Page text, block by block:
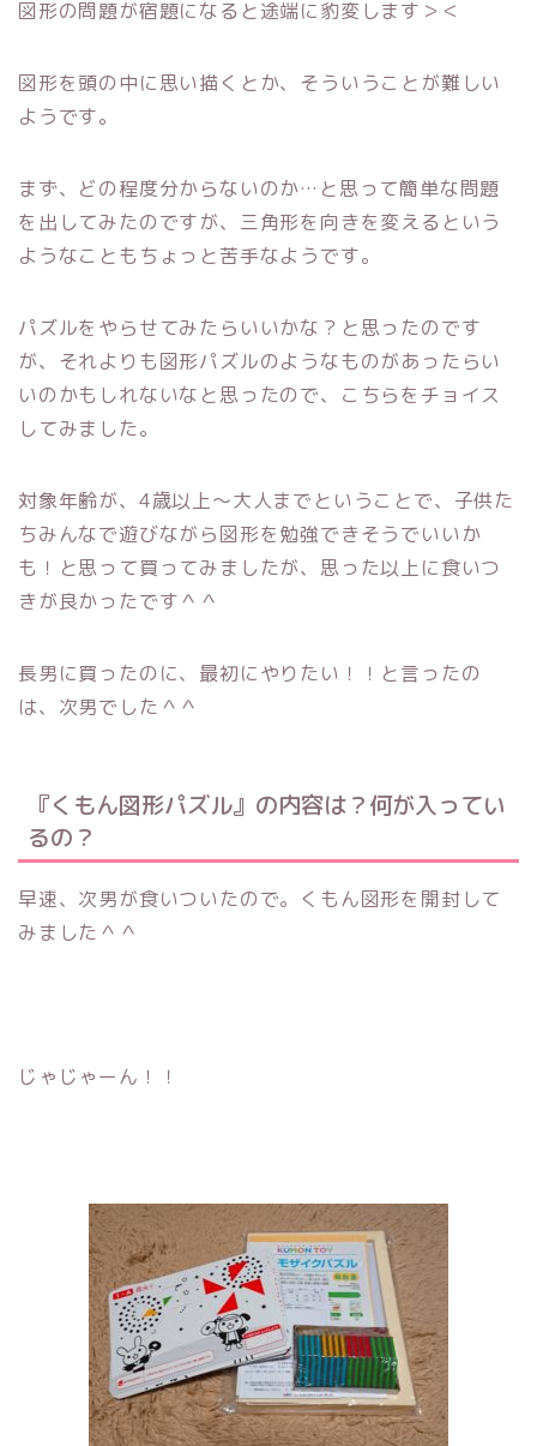
図形の問題が宿題になると途端に豹変します＞＜
図形を頭の中に思い描くとか、そういうことが難しい
ようです。
まず、どの程度分からないのか…と思って簡単な問題
を出してみたのですが、三角形を向きを変えるという
ようなこともちょっと苦手なようです。
パズルをやらせてみたらいいかな？と思ったのです
が、それよりも図形パズルのようなものがあったらい
いのかもしれないなと思ったので、こちらをチョイス
してみました。
対象年齢が、4歳以上～大人までということで、子供た
ちみんなで遊びながら図形を勉強できそうでいいか
も！と思って買ってみましたが、思った以上に食いつ
きが良かったです＾＾
長男に買ったのに、最初にやりたい！！と言ったの
は、次男でした＾＾
『くもん図形パズル』の内容は？何が入ってい
るの？
早速、次男が食いついたので。くもん図形を開封して
みました＾＾
じゃじゃーん！！